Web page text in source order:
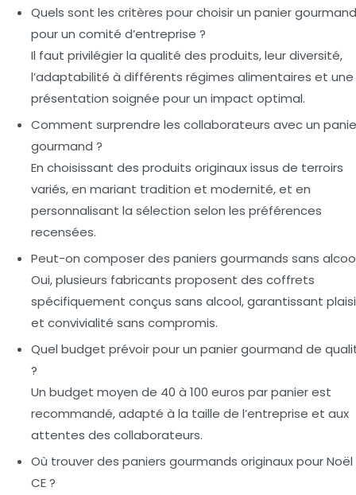
Quels sont les critères pour choisir un panier gourmand
pour un comité d’entreprise ?
Il faut privilégier la qualité des produits, leur diversité,
l’adaptabilité à différents régimes alimentaires et une
présentation soignée pour un impact optimal.
Comment surprendre les collaborateurs avec un
gourmand ?
En choisissant des produits originaux issus de terroirs
variés, en mariant tradition et modernité, et en
personnalisant la sélection selon les préférences
recensées.
Peut-on composer des paniers gourmands sans
Oui, plusieurs fabricants proposent des coffrets
spécifiquement conçus sans alcool, garantissant
et convivialité sans compromis.
Quel budget prévoir pour un panier gourmand de
?
Un budget moyen de 40 à 100 euros par panier est
recommandé, adapté à la taille de l’entreprise et aux
attentes des collaborateurs.
Où trouver des paniers gourmands originaux pour Noël
CE ?